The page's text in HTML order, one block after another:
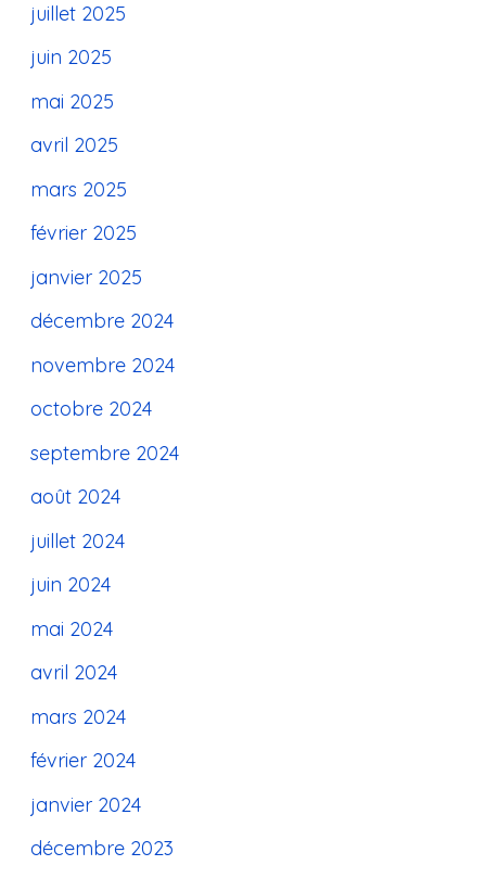
juillet 2025
juin 2025
mai 2025
avril 2025
mars 2025
février 2025
janvier 2025
décembre 2024
novembre 2024
octobre 2024
septembre 2024
août 2024
juillet 2024
juin 2024
mai 2024
avril 2024
mars 2024
février 2024
janvier 2024
décembre 2023